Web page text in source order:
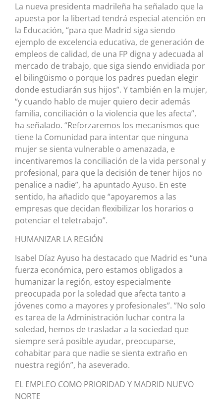
La nueva presidenta madrileña ha señalado que la
apuesta por la libertad tendrá especial atención en
la Educación, “para que Madrid siga siendo
ejemplo de excelencia educativa, de generación de
empleos de calidad, de una FP digna y adecuada al
mercado de trabajo, que siga siendo envidiada por
el bilingüismo o porque los padres puedan elegir
donde estudiarán sus hijos”. Y también en la mujer,
“y cuando hablo de mujer quiero decir además
familia, conciliación o la violencia que les afecta”,
ha señalado. “Reforzaremos los mecanismos que
tiene la Comunidad para intentar que ninguna
mujer se sienta vulnerable o amenazada, e
incentivaremos la conciliación de la vida personal y
profesional, para que la decisión de tener hijos no
penalice a nadie”, ha apuntado Ayuso. En este
sentido, ha añadido que “apoyaremos a las
empresas que decidan flexibilizar los horarios o
potenciar el teletrabajo”.
HUMANIZAR LA REGIÓN
Isabel Díaz Ayuso ha destacado que Madrid es “una
fuerza económica, pero estamos obligados a
humanizar la región, estoy especialmente
preocupada por la soledad que afecta tanto a
jóvenes como a mayores y profesionales”. ”No solo
es tarea de la Administración luchar contra la
soledad, hemos de trasladar a la sociedad que
siempre será posible ayudar, preocuparse,
cohabitar para que nadie se sienta extraño en
nuestra región”, ha aseverado.
EL EMPLEO COMO PRIORIDAD Y MADRID NUEVO
NORTE